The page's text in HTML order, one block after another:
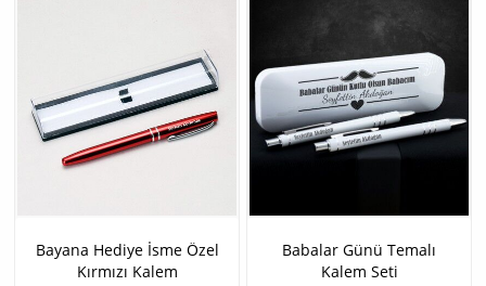
Bayana Hediye İsme Özel
Kırmızı Kalem
Babalar Günü Temalı
Kalem Seti